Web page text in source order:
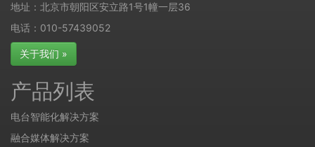
地址：北京市朝阳区安立路1号1幢一层36
电话：010-57439052
关于我们 »
产品列表
电台智能化解决方案
融合媒体解决方案